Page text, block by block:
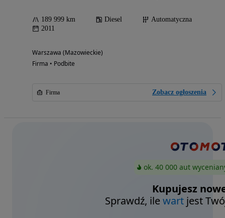
189 999 km Diesel
Automatyczna
2011
Warszawa (Mazowieckie)
Firma • Podbite
Firma Zobacz ogłoszenia
ok. 40 000 aut
Kupujesz
Sprawdź, ilewart jest